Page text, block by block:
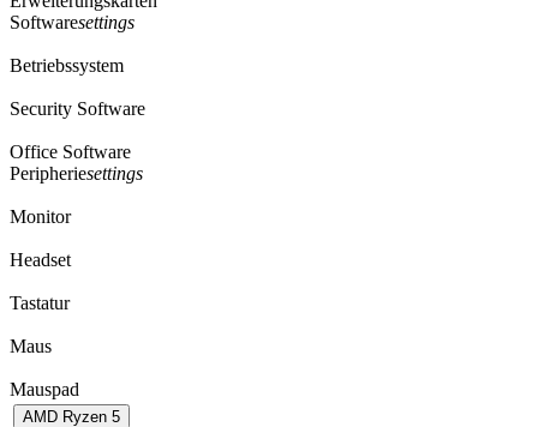
Softwaresettings
Betriebssystem
Security Software
Office Software
Peripheriesettings
Monitor
Headset
Tastatur
Maus
Mauspad
AMD Ryzen 5